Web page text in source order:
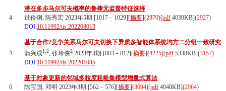
4
潜在多步马尔可夫概率的鲁棒无监督特征选择
过伶俐, 陈秀宏 2023年5期 [1017－1029][摘要](2870)[pdf 4030KB](2927)
DOI:10.11992/tis.202208013
5
基于合作?竞争关系马尔可夫切换下异质多智能体系统均方二分组一致研究
蒲兴成1,2, 张玲侠2 2023年4期 [803－812][摘要](4225)[pdf 5338KB](3157)
DOI:10.11992/tis.202201045
6
基于对象更新的邻域多粒度粗糙集模型增量式算法
陈宝国, 邓明 2023年3期 [562－576][摘要](3094)[pdf 4040KB](2964)